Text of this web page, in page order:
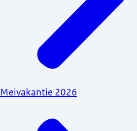
Meivakantie 2026